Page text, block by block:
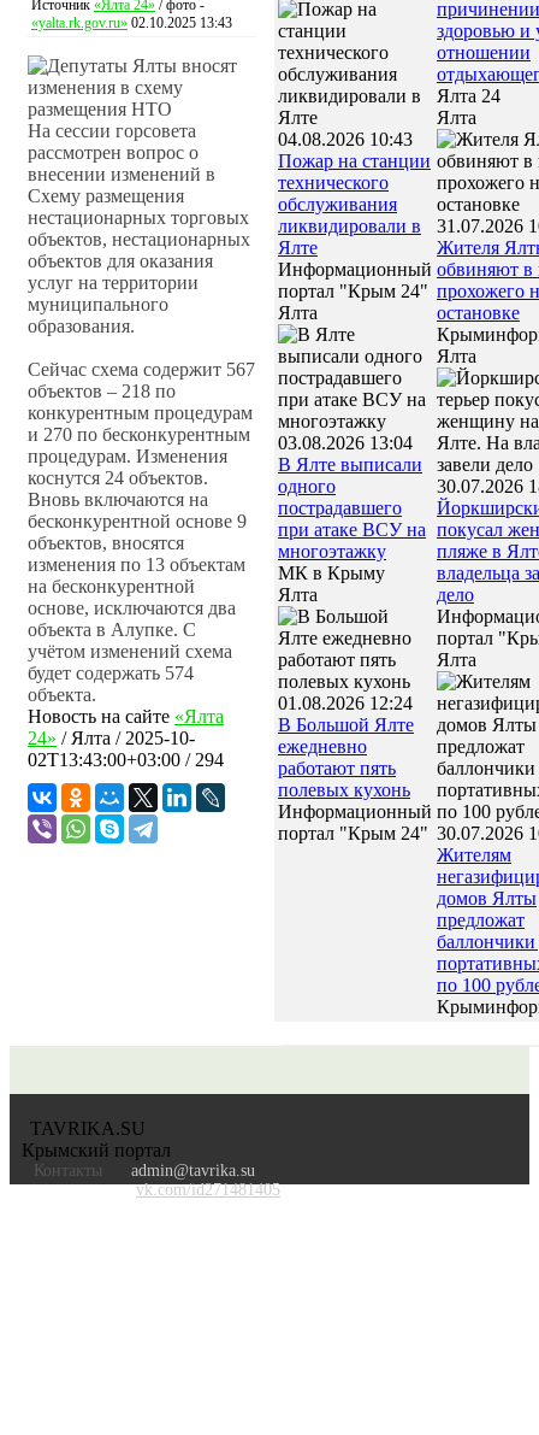
Источник «Ялта 24» / фото -
«yalta.rk.gov.ru» 02.10.2025 13:43
На сессии горсовета
рассмотрен вопрос о
внесении изменений в
Схему размещения
нестационарных торговых
объектов, нестационарных
объектов для оказания
услуг на территории
муниципального
образования.
Сейчас схема содержит 567
объектов – 218 по
конкурентным процедурам
и 270 по бесконкурентным
процедурам. Изменения
коснутся 24 объектов.
Вновь включаются на
бесконкурентной основе 9
объектов, вносятся
изменения по 13 объектам
на бесконкурентной
основе, исключаются два
объекта в Алупке. С
учётом изменений схема
будет содержать 574
объекта.
Новость на сайте «Ялта
24» / Ялта / 2025-10-
02T13:43:00+03:00 / 294
04.08.2026 10:43
Пожар на станции
технического
обслуживания
ликвидировали в
Ялте
Информационный
портал "Крым 24"
Ялта
03.08.2026 13:04
В Ялте выписали
одного
пострадавшего
при атаке ВСУ на
многоэтажку
МК в Крыму
Ялта
01.08.2026 12:24
В Большой Ялте
ежедневно
работают пять
полевых кухонь
Информационный
портал "Крым 24"
здоровью и
отношении
Ялта 24
Ялта
31.07.2026
Жителя
обвиняют в
прохожего
остановке
Ялта
30.07.2026
покусал
пляже в
владельца
дело
портал
Ялта
30.07.2026
Жителям
домов Ялты
предложат
баллончики
по 100
TAVRIKA.SU
Крымский портал
Контакты
admin@tavrika.su
vk.com/id271481405